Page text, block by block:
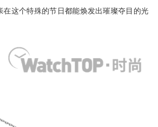
这个特殊的节日都能焕发出璀璨夺目的光